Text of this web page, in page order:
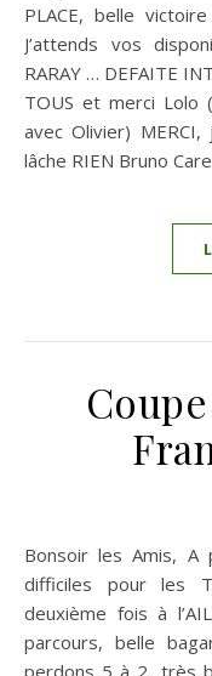
PLACE, belle
J’attends vos
RARAY … DEFAITE
TOUS et merci Lolo
avec Olivier)
lâche RIEN Bruno
Bonsoir les Amis, A priori les matchs à l’extérieur sont
difficiles pour les
deuxième fois à
parcours, belle
perdons 5 à 2, très